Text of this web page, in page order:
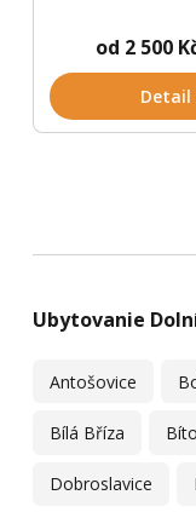
od 2 500
Ubytovanie
Antošovice
Bílá Bříza
Dobroslavice